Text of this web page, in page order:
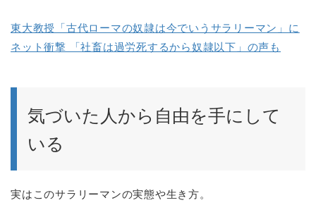
東大教授「古代ローマの奴隷は今でいうサラリーマン」に
ネット衝撃 「社畜は過労死するから奴隷以下」の声も
気づいた人から自由を手にして
いる
実はこのサラリーマンの実態や生き方。